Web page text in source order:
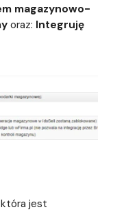
magazynowo-
oraz: Integruję
jest